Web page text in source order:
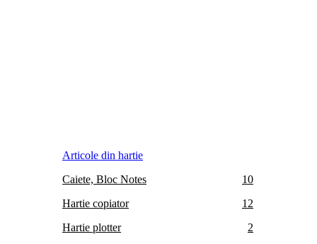
Articole din hartie
Caiete, Bloc Notes
10
Hartie copiator
12
Hartie plotter
2